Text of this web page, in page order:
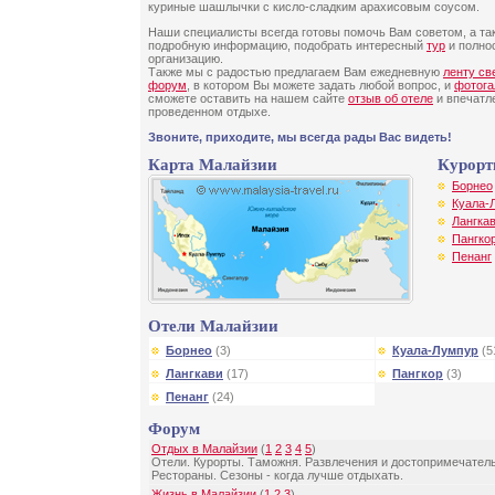
куриные шашлычки с кисло-сладким арахисовым соусом.
Наши специалисты всегда готовы помочь Вам советом, а
подробную информацию, подобрать интересный тур и
организацию.
Также мы с радостью предлагаем Вам ежедневную ленту
форум , в котором Вы можете задать любой вопрос, и
сможете оставить на нашем сайте отзыв об отеле и
проведенном отдыхе.
Звоните, приходите, мы всегда рады Вас видеть!
Карта Малайзии
Борнео
Куала-
Пенанг
Отели Малайзии
Борнео (3) Куала-Лумпур
Лангкави (17) Пангкор (3)
Пенанг (24)
Форум
Отдых в Малайзии (1 2 3 4 5)
Отели. Курорты. Таможня. Развлечения и
Рестораны. Сезоны - когда лучше отдыхать.